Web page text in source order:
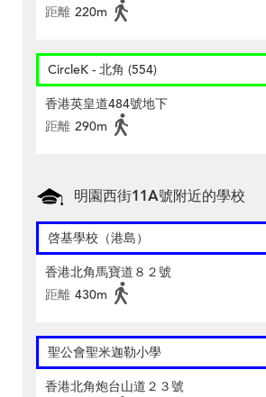
距離 220m
CircleK - 北角 (554)
香港英皇道484號地下
距離 290m
明園西街11A號附近的學校
啓基學校（港島）
香港北角馬寶道８２號
距離 430m
聖公會聖米迦勒小學
香港北角炮台山道２３號